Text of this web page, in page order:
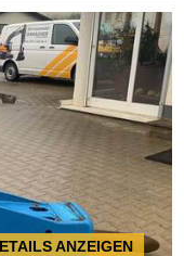
ANZEIGEN